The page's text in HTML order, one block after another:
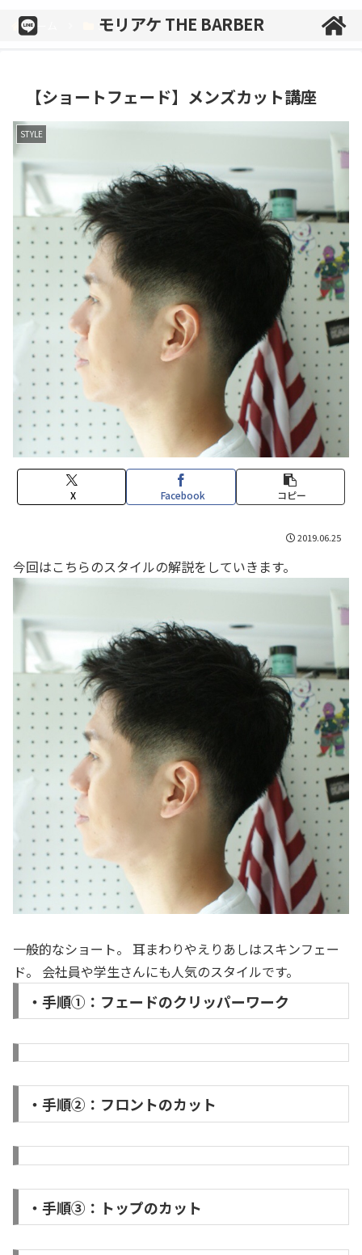
ホーム STYLE
【ショートフェード】メンズカット講座
STYLE
X Facebook コピー
2019.06.25
今回はこちらのスタイルの解説をしていきます。
一般的なショート。 耳まわりやえりあしはスキンフェー
ド。 会社員や学生さんにも人気のスタイルです。
・手順①：フェードのクリッパーワーク
・手順②：フロントのカット
・手順③：トップのカット
モリアケ THE BARBER